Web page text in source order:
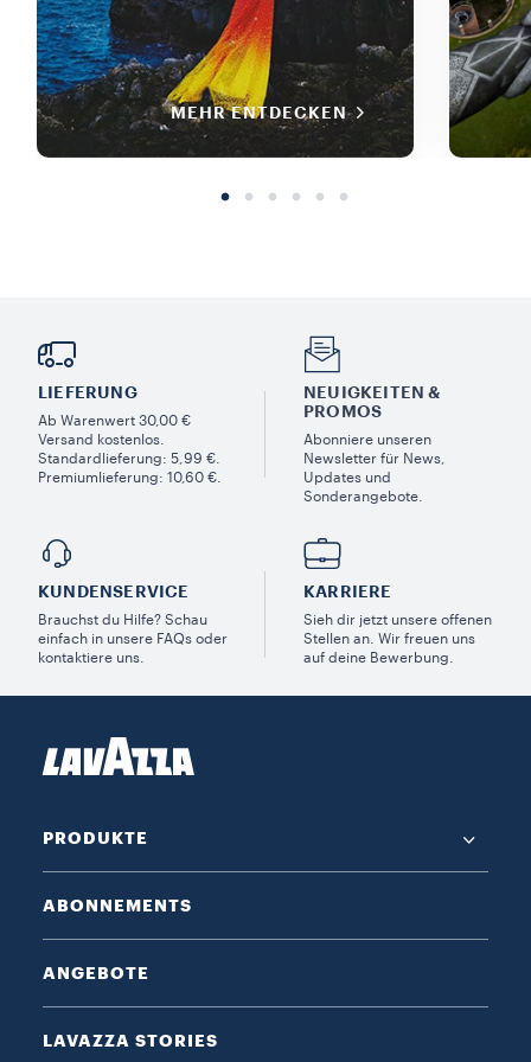
MEHR ENTDECKEN
LIEFERUNG
Ab Warenwert 30,00 €
Versand kostenlos.
Standardlieferung: 5,99 €.
Premiumlieferung: 10,60 €.
NEUIGKEITEN &
PROMOS​
Abonniere unseren
Newsletter für News,
Updates und
Sonderangebote.
KUNDENSERVICE​
Brauchst du Hilfe? Schau
einfach in unsere FAQs oder
kontaktiere uns.
KARRIERE
Sieh dir jetzt unsere offenen
Stellen an. Wir freuen uns
auf deine Bewerbung.
PRODUKTE
ABONNEMENTS
ANGEBOTE
LAVAZZA STORIES